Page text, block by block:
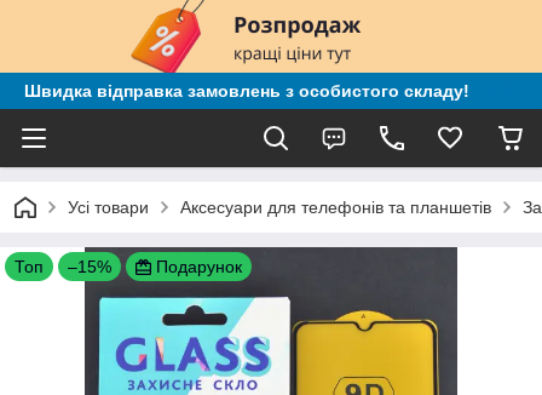
Швидка відправка замовлень з особистого складу!
Усі товари Аксесуари для телефонів та планшетів
Топ –15% Подарунок